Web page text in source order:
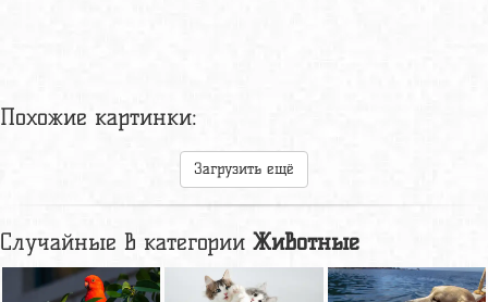
Похожие картинки:
Загрузить ещё
Случайные в категории Животные